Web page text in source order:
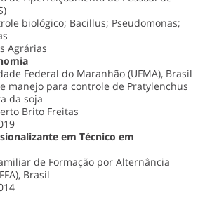
biológico; Bacillus; Pseudomonas;
Agrárias
Federal do Maranhão (UFMA), Brasil
manejo para controle de Pratylenchus
da soja
Brito Freitas
em Técnico em
de Formação por Alternância
Brasil